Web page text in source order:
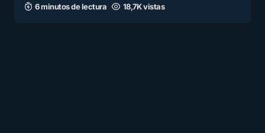
6 minutos de lectura 18,7K vistas